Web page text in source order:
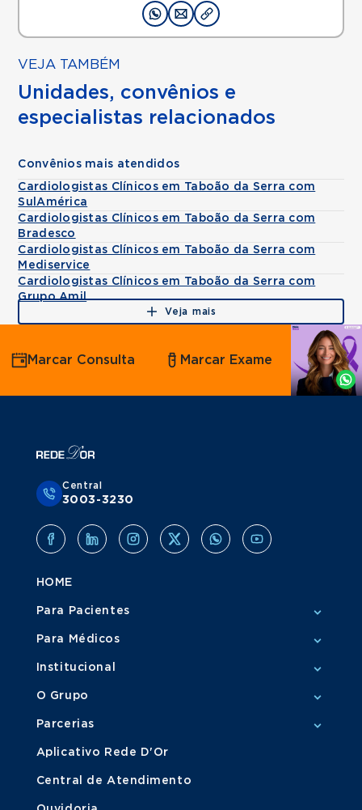
VEJA TAMBÉM
Unidades, convênios e
especialistas relacionados
Convênios mais atendidos
Cardiologistas Clínicos em Taboão da Serra com
SulAmérica
Cardiologistas Clínicos em Taboão da Serra com
Bradesco
Cardiologistas Clínicos em Taboão da Serra com
Mediservice
Cardiologistas Clínicos em Taboão da Serra com
Grupo Amil
Veja mais
Agende
por
Whatsapp
Marcar Consulta Marcar Exame
Central
3003-3230
HOME
Para Pacientes
Para Médicos
Institucional
O Grupo
Parcerias
Aplicativo Rede D'Or
Central de Atendimento